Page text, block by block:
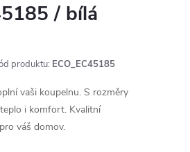
/ bílá
produktu: ECO_EC45185
vaši koupelnu. S rozměry
i komfort. Kvalitní
váš domov.